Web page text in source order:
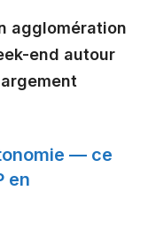
agglomération
end autour
— ce
en